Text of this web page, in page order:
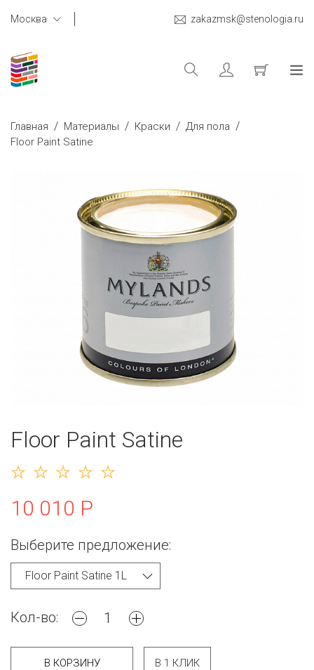
Москва zakazmsk@stenologia.ru
Главная / Материалы / Краски / Для пола /
Floor Paint Satine
Floor Paint Satine
10 010 Р
Выберите предложение:
Кол-во:
В КОРЗИНУ В 1 КЛИК